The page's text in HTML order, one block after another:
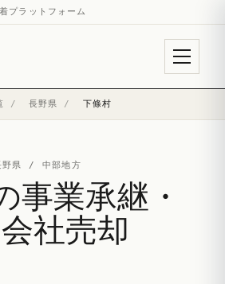
プラットフォーム
/ 長野県 / 下條村
野県 / 中部地方
事業承継・
社売却